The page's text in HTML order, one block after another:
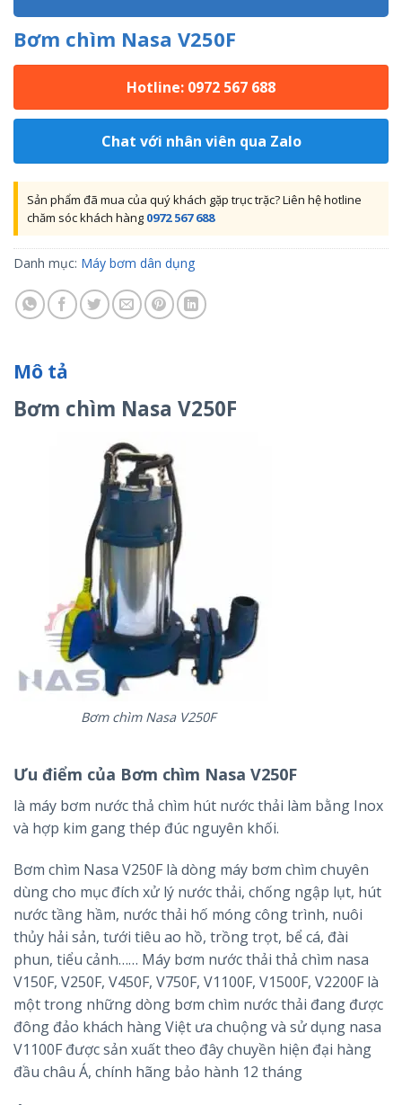
Bơm chìm Nasa V250F
Hotline: 0972 567 688
Chat với nhân viên qua Zalo
Sản phẩm đã mua của quý khách gặp trục trặc? Liên hệ hotline
chăm sóc khách hàng 0972 567 688
Danh mục: Máy bơm dân dụng
Mô tả
Bơm chìm Nasa V250F
Bơm chìm Nasa V250F
Ưu điểm của Bơm chìm Nasa V250F
là máy bơm nước thả chìm hút nước thải làm bằng Inox
và hợp kim gang thép đúc nguyên khối.
Bơm chìm Nasa V250F là dòng máy bơm chìm chuyên
dùng cho mục đích xử lý nước thải, chống ngập lụt, hút
nước tầng hầm, nước thải hố móng công trình, nuôi
thủy hải sản, tưới tiêu ao hồ, trồng trọt, bể cá, đài
phun, tiểu cảnh…… Máy bơm nước thải thả chìm nasa
V150F, V250F, V450F, V750F, V1100F, V1500F, V2200F là
một trong những dòng bơm chìm nước thải đang được
đông đảo khách hàng Việt ưa chuộng và sử dụng nasa
V1100F được sản xuất theo đây chuyền hiện đại hàng
đầu châu Á, chính hãng bảo hành 12 tháng